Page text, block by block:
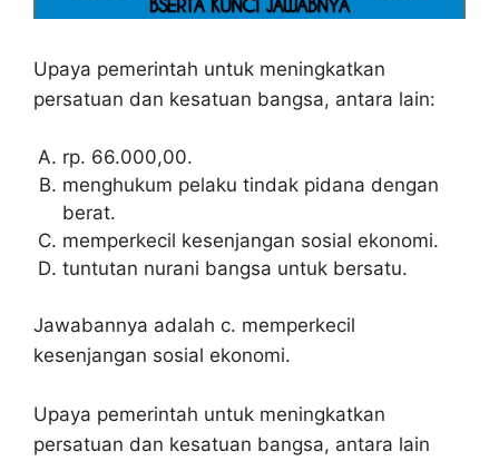
Upaya pemerintah untuk meningkatkan
persatuan dan kesatuan bangsa, antara lain:
rp. 66.000,00.
menghukum pelaku tindak pidana dengan
berat.
memperkecil kesenjangan sosial ekonomi.
tuntutan nurani bangsa untuk bersatu.
Jawabannya adalah c. memperkecil
kesenjangan sosial ekonomi.
Upaya pemerintah untuk meningkatkan
persatuan dan kesatuan bangsa, antara lain